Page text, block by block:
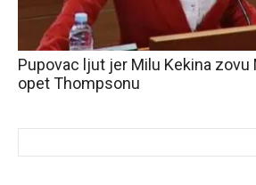
Pupovac ljut jer Milu Kekina zovu
opet Thompsonu